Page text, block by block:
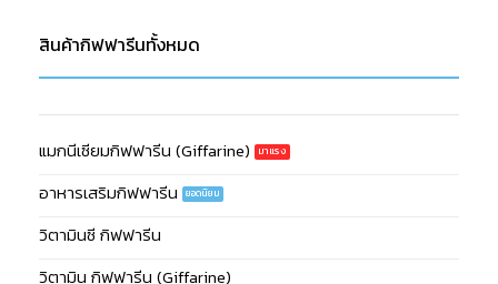
สินค้ากิฟฟารีนทั้งหมด
แมกนีเซียมกิฟฟารีน (Giffarine)
อาหารเสริมกิฟฟารีน
วิตามินซี กิฟฟารีน
วิตามิน กิฟฟารีน (Giffarine)